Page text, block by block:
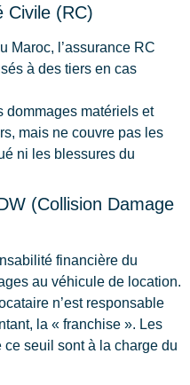
Civile (RC)
Maroc, l’assurance RC
à des tiers en cas
dommages matériels et
mais ne couvre pas les
ni les blessures du
(Collision Damage
financière du
au véhicule de location.
n’est responsable
la « franchise ». Les
seuil sont à la charge du